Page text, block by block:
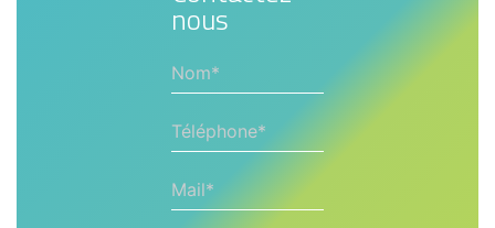
nous
Nom*
Téléphone*
Mail*